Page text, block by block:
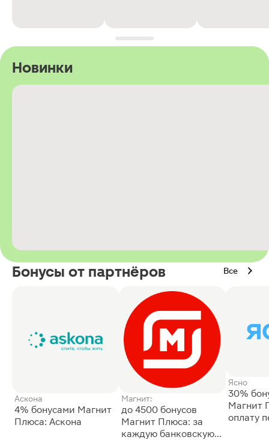
Новинки
Бонусы от партнёров Все
Аскона
4% бонусами Магнит
Плюса: Аскона
Магнит:
до 4500 бонусов
Магнит Плюса: за
каждую банковскую
Ясно
30%
Магнит
оплату